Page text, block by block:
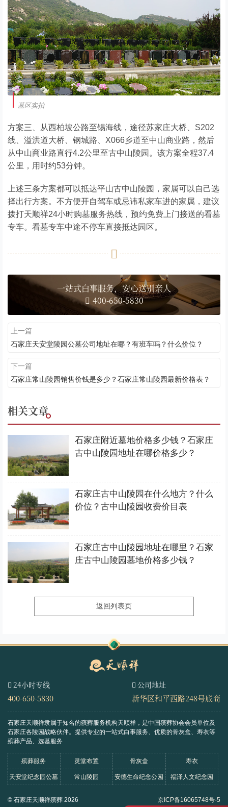
墓区实拍
方案三、从西柏坡公路至锡海线，途径苏家庄大桥、S202
线、溢洪道大桥、钢城路、X066乡道至中山商业路，然后
从中山商业路直行4.2公里至古中山陵园。该方案全程37.4
公里，用时约53分钟。
上述三条方案都可以抵达平山古中山陵园，家属可以自己选
择出行方案。不方便开自驾车或忌讳私家车进的家属，建议
拨打天顺祥24小时购墓服务热线，预约免费上门接送的看墓
专车。看墓专车中途不停车直接抵达园区。
一站式白事服务，安心送别亲人
400-650-5830
上一篇
石家庄天安堂陵园公墓公司地址在哪？有班车吗？什么价位？
下一篇
石家庄常山陵园销售价钱是多少？石家庄常山陵园最新价格表？
相关文章
石家庄附近墓地价格多少钱？石家庄
古中山陵园地址在哪价格多少？
石家庄古中山陵园在什么地方？什么
价位？古中山陵园收费价目表
石家庄古中山陵园地址在哪里？石家
庄古中山陵园墓地价格多少钱？
返回列表页
24小时专线
400-650-5830
公司地址
新华区和平西路248号底商
石家庄天顺祥隶属于知名的殡葬服务机构天顺祥，是中国殡葬协会会员单位及
石家庄各陵园战略伙伴。 提供专业的一站式白事服务、优质的骨灰盒、寿衣等
殡葬产品、选墓服务
殡葬服务 灵堂布置 骨灰盒 寿衣
天安堂纪念园公墓 常山陵园 安德生命纪念公园 福泽人文纪念园
© 石家庄天顺祥殡葬 2026 京ICP备16065748号-5